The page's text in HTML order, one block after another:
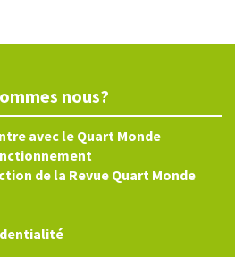
nous?
avec le Quart Monde
de la Revue Quart Monde